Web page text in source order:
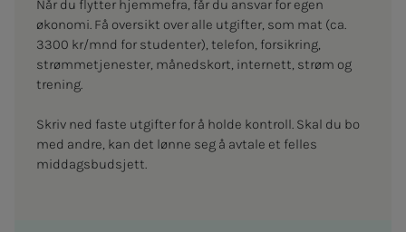
Når du flytter hjemmefra, får du ansvar for egen
økonomi. Få oversikt over alle utgifter, som mat (ca.
3300 kr/mnd for studenter), telefon, forsikring,
strømmetjenester, månedskort, internett, strøm og
trening.
Skriv ned faste utgifter for å holde kontroll. Skal du bo
med andre, kan det lønne seg å avtale et felles
middagsbudsjett.